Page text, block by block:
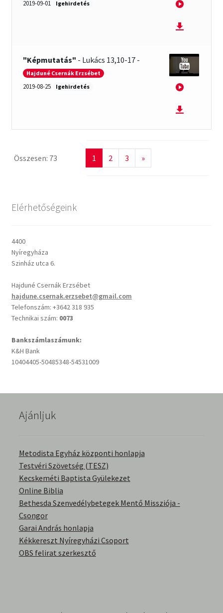
2019-09-01 Igehirdetés
"Képmutatás" - Lukács 13,10-17 -
Hajduné Csernák Erzsébet
2019-08-25 Igehirdetés
Összesen: 73 1 2 3 »K
ö
Elérhetőségeink
4400
Nyíregyháza
Szinház utca 6.
Hajduné Csernák Erzsébet
hajdune.csernak.erzsebet@gmail.com
Telefonszám: +3642 318 935
Technikai szám: 0073
Bankszámlaszámunk:
K&H Bank
10404405-50485348-54531009
Ajánljuk
Metodista Egyház központi honlapja
Testvéri Szövetség (TESZ)
Kecskeméti Baptista Gyülekezet
Online Biblia
Bethesda Szenvedélybetegek Mentő Missziója -
Csongor
Garai András honlapja
Kékkereszt Nyíregyházi Csoport
OBS felirat szerkesztő